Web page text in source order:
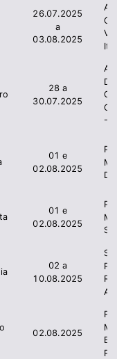
26.07.2025
a
03.08.2025
28 a
30.07.2025
-
01 e
02.08.2025
01 e
02.08.2025
02 a
10.08.2025
02.08.2025